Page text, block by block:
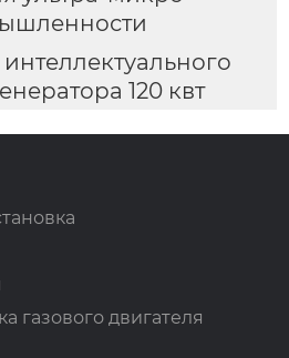
120 квт
газового двигателя